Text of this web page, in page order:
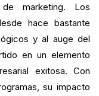
marketing. Los
hace bastante
y al auge del
en un elemento
exitosa. Con
su impacto